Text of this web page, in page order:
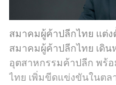
สมาคมผู้ค้าปลีกไทย แต่ง
สมาคมผู้ค้าปลีกไทย เดิ
อุตสาหกรรมค้าปลีก พร้
ไทย เพิ่มขีดแข่งขันในตล